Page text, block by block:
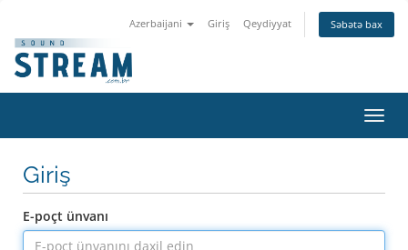
Azerbaijani Giriş Qeydiyyat Səbətə bax
keçid
Giriş
E-poçt ünvanı